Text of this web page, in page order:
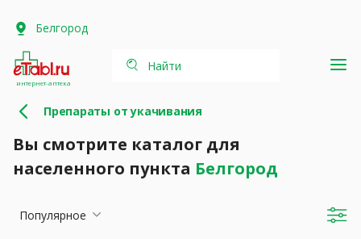
Белгород
интернет-аптека
Найти
Препараты от укачивания
Вы смотрите каталог для
населенного пункта Белгород
Популярное